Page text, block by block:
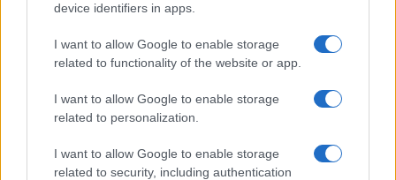
device identifiers in apps.
I want to allow Google to enable storage
related to functionality of the website or app.
I want to allow Google to enable storage
related to personalization.
I want to allow Google to enable storage
related to security, including authentication
Gold (Terra
(PAXG)
BTC